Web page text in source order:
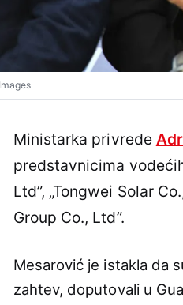
Ministarka privrede
predstavnicima
Ltd”, „Tongwei Solar
Group Co., Ltd”.
Mesarović je istakla da
zahtev, doputovali u